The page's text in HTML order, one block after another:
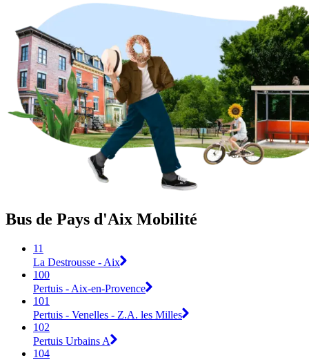
Bus de Pays d'Aix Mobilité
11
La Destrousse - Aix
100
Pertuis - Aix-en-Provence
101
Pertuis - Venelles - Z.A. les Milles
102
Pertuis Urbains A
104